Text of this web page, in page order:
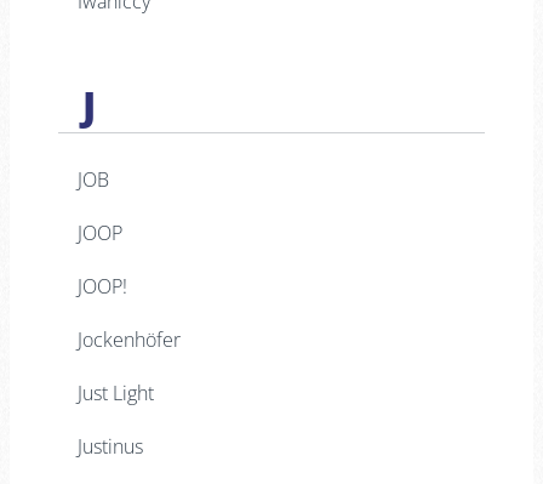
J
JOB
JOOP
JOOP!
Jockenhöfer
Just Light
Justinus